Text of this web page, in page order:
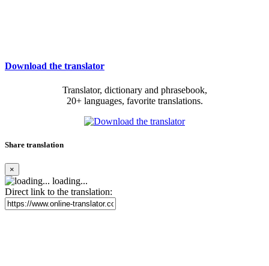
Download the translator
Translator, dictionary and phrasebook,
20+ languages, favorite translations.
Share translation
×
loading...
Direct link to the translation: